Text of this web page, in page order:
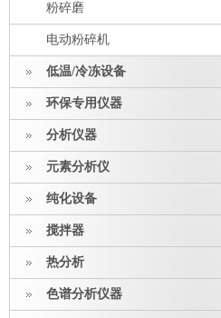
粉碎磨
电动粉碎机
低温/冷冻设备
环保专用仪器
分析仪器
元素分析仪
纯化设备
搅拌器
热分析
色谱分析仪器